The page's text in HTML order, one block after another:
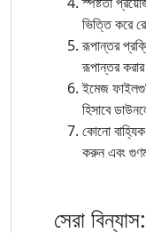
ভিত্তি করে
রূপান্তর
রূপান্তর
ইমেজ
হিসাবে
কোনো
করুন এবং
সেরা